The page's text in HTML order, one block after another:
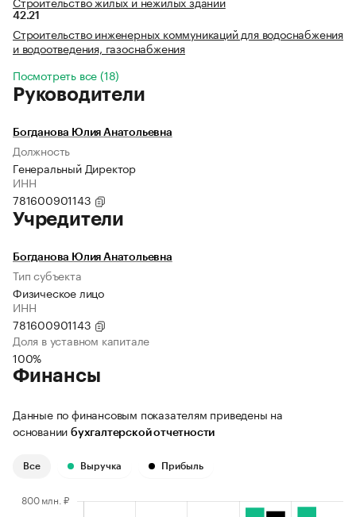
42.21
Строительство инженерных коммуникаций для водоснабжения
и водоотведения, газоснабжения
Посмотреть все (18)
Руководители
Богданова Юлия Анатольевна
Должность
Генеральный Директор
ИНН
781600901143
Учредители
Богданова Юлия Анатольевна
Тип субъекта
Физическое лицо
ИНН
781600901143
Доля в уставном капитале
100%
Финансы
Данные по финансовым показателям приведены на
основании бухгалтерской отчетности
Все Выручка Прибыль